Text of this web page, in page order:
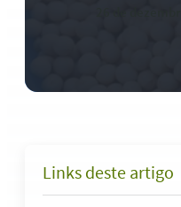
Links deste artigo